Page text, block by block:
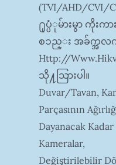
(TVI/AHD/CVI/
႐ုပ္ပံုမ်ားမွာ ကိုးကာ
စၥည္း အခ်က္အလက္
Http://
သို႔သြားပါ။
Duvar/tavan,
Parçasının
Dayanacak
Kameralar,
Değiştirilebilir